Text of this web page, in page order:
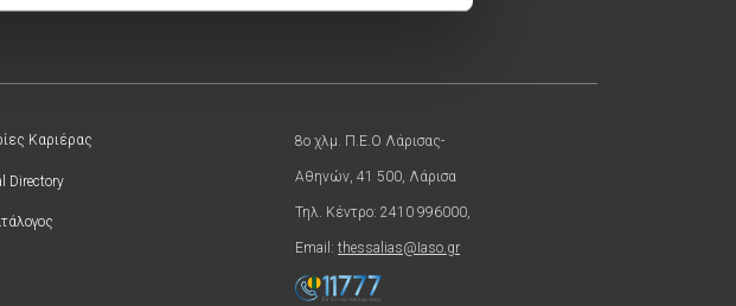
Καριέρας
Directory
8ο χλμ. Π.Ε.Ο Λάρισας-
Αθηνών, 41 500, Λάρισα
Τηλ. Κέντρο: 2410 996000,
Email: thessalias@Iaso.gr